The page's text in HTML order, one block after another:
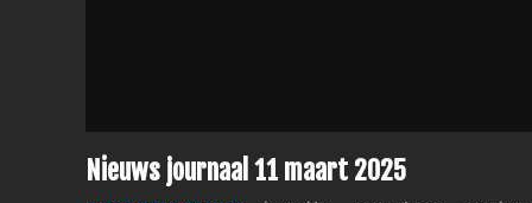
Nieuws journaal 11 maart 2025